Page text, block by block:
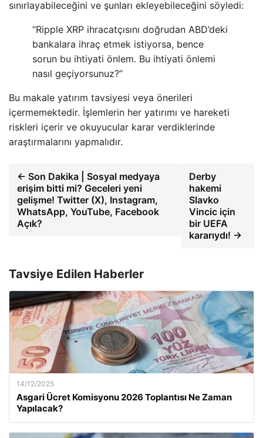
sınırlayabileceğini ve şunları ekleyebileceğini söyledi:
“Ripple XRP ihracatçısını doğrudan ABD’deki
bankalara ihraç etmek istiyorsa, bence
sorun bu ihtiyati önlem. Bu ihtiyati önlemi
nasıl geçiyorsunuz?”
Bu makale yatırım tavsiyesi veya önerileri
içermemektedir. İşlemlerin her yatırımı ve hareketi
riskleri içerir ve okuyucular karar verdiklerinde
araştırmalarını yapmalıdır.
← Son Dakika | Sosyal medyaya
erişim bitti mi? Geceleri yeni
gelişme! Twitter (X), Instagram,
WhatsApp, YouTube, Facebook
Açık?
Derby
hakemi
Slavko
Vincic için
bir UEFA
kararıydı! →
Tavsiye Edilen Haberler
14/12/2025
Asgari Ücret Komisyonu 2026 Toplantısı Ne Zaman
Yapılacak?